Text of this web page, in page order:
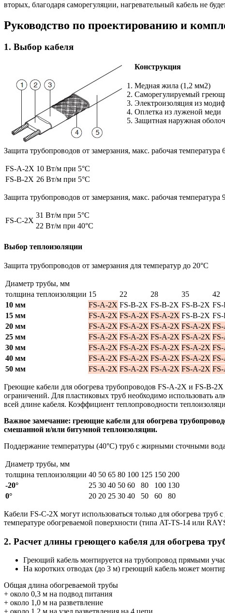
вторых, благодаря саморегуляции, нагревательный кабель не
Руководство по проектированию и
1. Выбор кабеля
Конструкция
Медная жила (1,2 мм2)
Саморегулируемый
Электроизоляция из
Оплетка из луженой меди
Защитная наружная
Защита трубопроводов от замерзания, макс. рабочая температура
FS-A-2X 10 Вт/м при 5°C
FS-B-2X 26 Вт/м при 5°C
Защита трубопроводов от замерзания, макс. рабочая
FS-C-2X
31 Вт/м при 5°C
22 Вт/м при 40°C
Выбор теплоизоляции
Защита трубопроводов от замерзания для температур до 20°C
Диаметр трубы, мм
толщина теплоизоляции 15 22 28 35 42
10 мм
FS-A-2X FS-B-2X FS-B-2X FS-B-2X
15 мм
FS-A-2X FS-A-2X FS-A-2X FS-B-2X
20 мм
FS-A-2X FS-A-2X FS-A-2X FS-A-2X
25 мм
FS-A-2X FS-A-2X FS-A-2X FS-A-2X
30 мм
FS-A-2X FS-A-2X FS-A-2X FS-A-2X
40 мм
FS-A-2X FS-A-2X FS-A-2X FS-A-2X
50 мм
FS-A-2X FS-A-2X FS-A-2X FS-A-2X
Греющие кабели для обогрева трубопроводов FS-A-2X и FS-B-
ограничений. Для пластиковых труб необходимо использовать
всей длине кабеля. Коэффициент теплопроводности
Важное замечание: греющие кабели для обогрева
смешанной и/или битумной теплоизоляции.
Поддержание температуры (40°C) труб с жирными сточными
Диаметр трубы, мм
толщина теплоизоляции 40 50 65 80 100 125 150 200
-20°
25 30 40 50 60 80 100 130
0°
20 20 25 30 40 50 60 80
Кабели FS-C-2X могут использоваться только для обогрева
температуре обогреваемой поверхности (типа AT-TS-14 или
2. Расчет длины греющего кабеля для обогрева
Греющий кабель монтируется на трубопровод прямыми
На коротких отводах (до 3 м) греющий кабель может
Общая длина обогреваемой трубы
+ около 0,3 м на подвод питания
+ около 1,0 м на разветвление